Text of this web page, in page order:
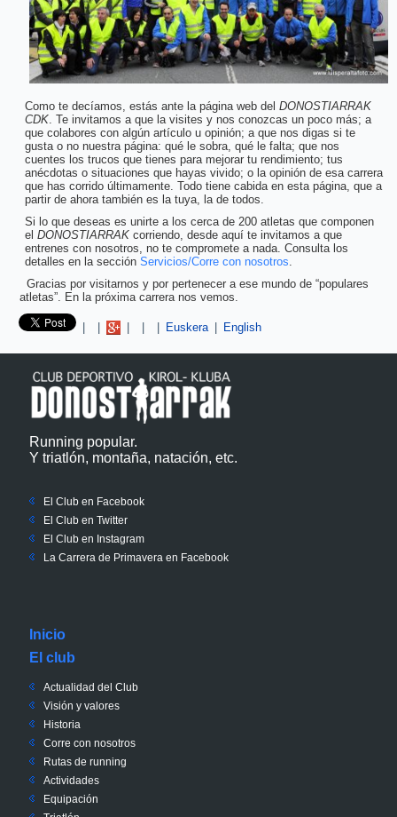
Como te decíamos, estás ante la página web delDONOSTIARRAK
CDK . Te invitamos a que la visites y nos conozcas un poco más; a
que colabores con algún artículo u opinión; a que nos digas si te
gusta o no nuestra página: qué le sobra, qué le falta; que nos
cuentes los trucos que tienes para mejorar tu rendimiento; tus
anécdotas o situaciones que hayas vivido; o la opinión de esa carrera
que has corrido últimamente. Todo tiene cabida en esta página, que a
partir de ahora también es la tuya, la de todos.
Si lo que deseas es unirte a los cerca de 200 atletas que componen
elDONOSTIARRAK corriendo, desde aquí te invitamos a que
entrenes con nosotros, no te compromete a nada. Consulta los
detalles en la secciónServicios/Corre con nosotros
Gracias por visitarnos y por pertenecer a ese mundo de “populares
atletas”. En la próxima carrera nos vemos.
|
Pinterest
Euskera| English
Running popular.
Y triatlón, montaña, natación, etc.
El Club en Facebook
El Club en Twitter
El Club en Instagram
La Carrera de Primavera en Facebook
Inicio
El club
Actualidad del Club
Visión y valores
Historia
Corre con nosotros
Rutas de running
Actividades
Equipación